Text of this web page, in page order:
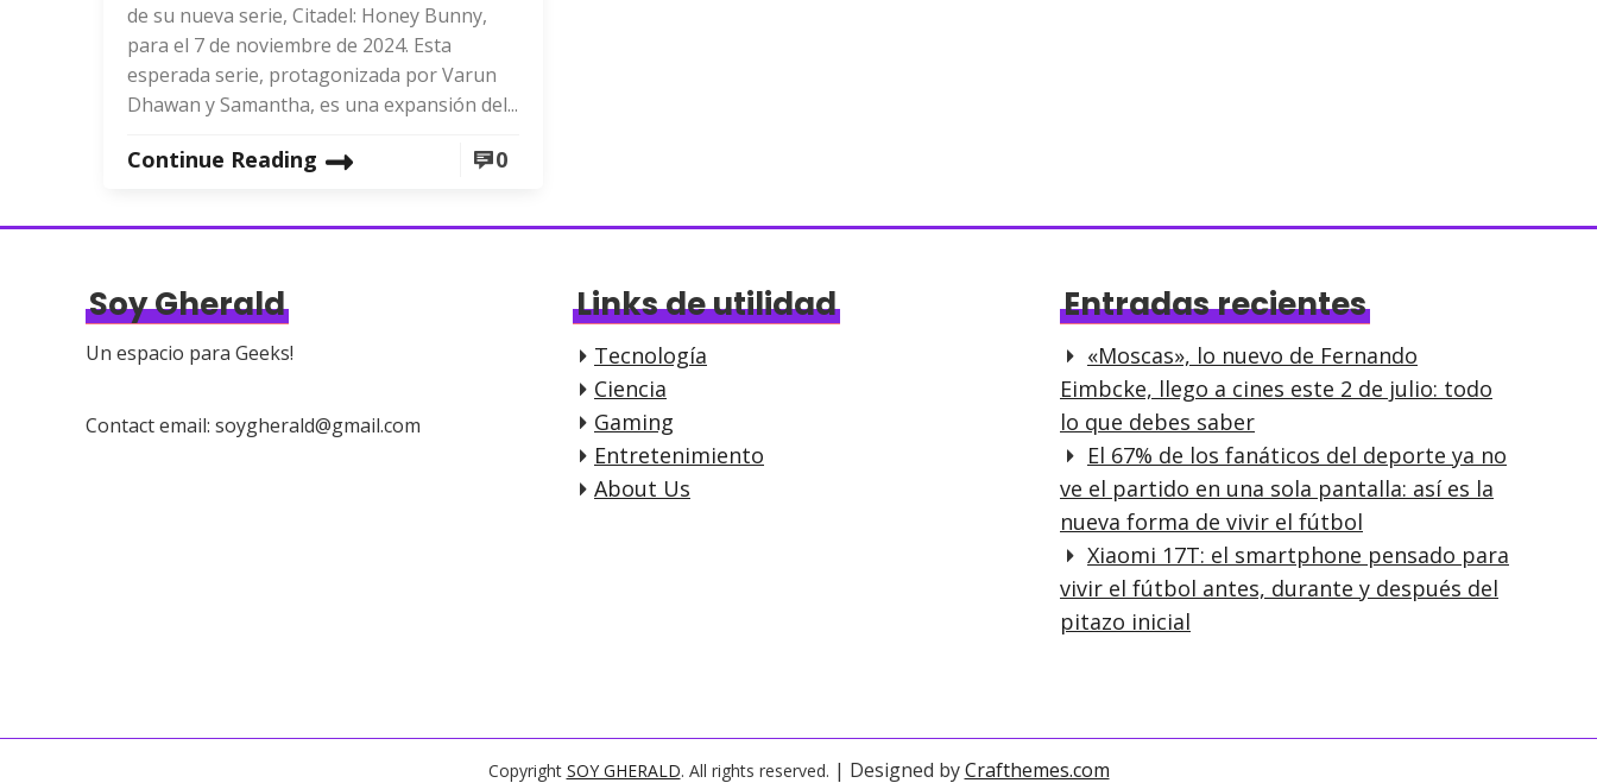
de su nueva serie, Citadel: Honey Bunny,
para el 7 de noviembre de 2024. Esta
esperada serie, protagonizada por Varun
Dhawan y Samantha, es una expansión del...
Continue Reading 0
Soy Gherald
Un espacio para Geeks!
Contact email: soygherald@gmail.com
Links de utilidad
Tecnología
Ciencia
Gaming
Entretenimiento
About Us
Entradas recientes
«Moscas», lo nuevo de Fernando
Eimbcke, llego a cines este 2 de julio: todo
lo que debes saber
El 67% de los fanáticos del deporte ya no
ve el partido en una sola pantalla: así es la
nueva forma de vivir el fútbol
Xiaomi 17T: el smartphone pensado para
vivir el fútbol antes, durante y después del
pitazo inicial
Copyright SOY GHERALD. All rights reserved. | Designed byCrafthemes.com